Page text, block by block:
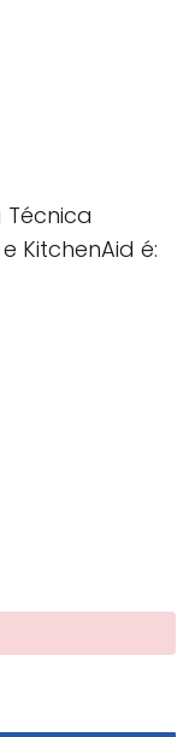
Técnica
KitchenAid é: